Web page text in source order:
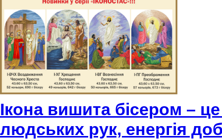
Ікона вишита бісером –
людських рук, енергія